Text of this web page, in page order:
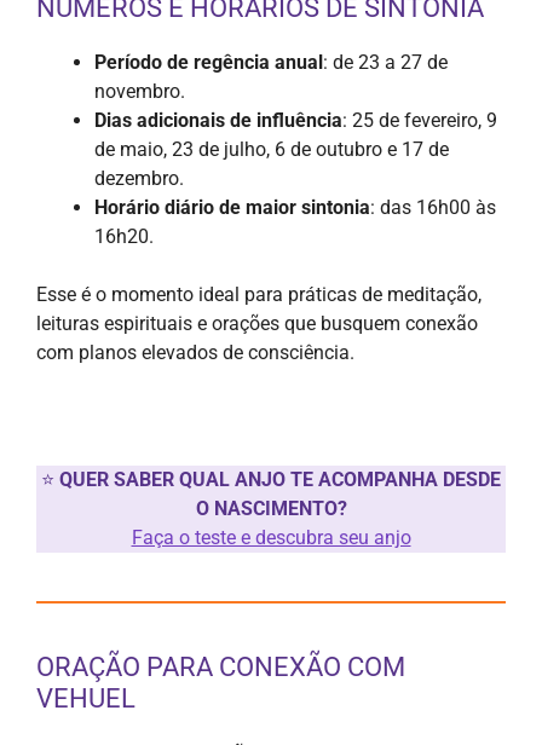
NÚMEROS E HORÁRIOS DE SINTONIA
Período de regência anual: de 23 a 27 de
novembro.
Dias adicionais de influência: 25 de fevereiro, 9
de maio, 23 de julho, 6 de outubro e 17 de
dezembro.
Horário diário de maior sintonia: das 16h00 às
16h20.
Esse é o momento ideal para práticas de meditação,
leituras espirituais e orações que busquem conexão
com planos elevados de consciência.
⭐ QUER SABER QUAL ANJO TE ACOMPANHA DESDE
O NASCIMENTO?
Faça o teste e descubra seu anjo
ORAÇÃO PARA CONEXÃO COM
VEHUEL